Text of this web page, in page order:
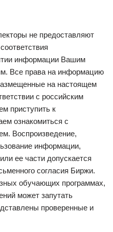
не предоставляют
информации Вашим
Все права на информацию
на настоящем
с российским
приступить к
ознакомиться с
Воспроизведение,
информации,
ее части допускается
согласия Биржи.
обучающих программах,
может запутать
проверенные и